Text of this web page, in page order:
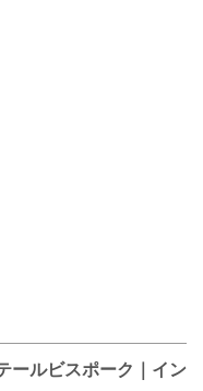
ールビスポーク｜イン